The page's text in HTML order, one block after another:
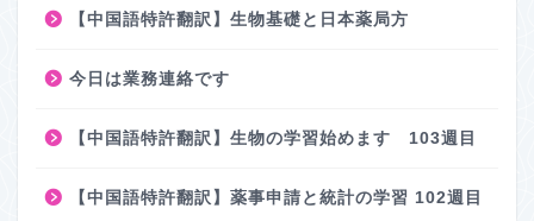
【中国語特許翻訳】生物基礎と日本薬局方
今日は業務連絡です
【中国語特許翻訳】生物の学習始めます 103週目
【中国語特許翻訳】薬事申請と統計の学習 102週目